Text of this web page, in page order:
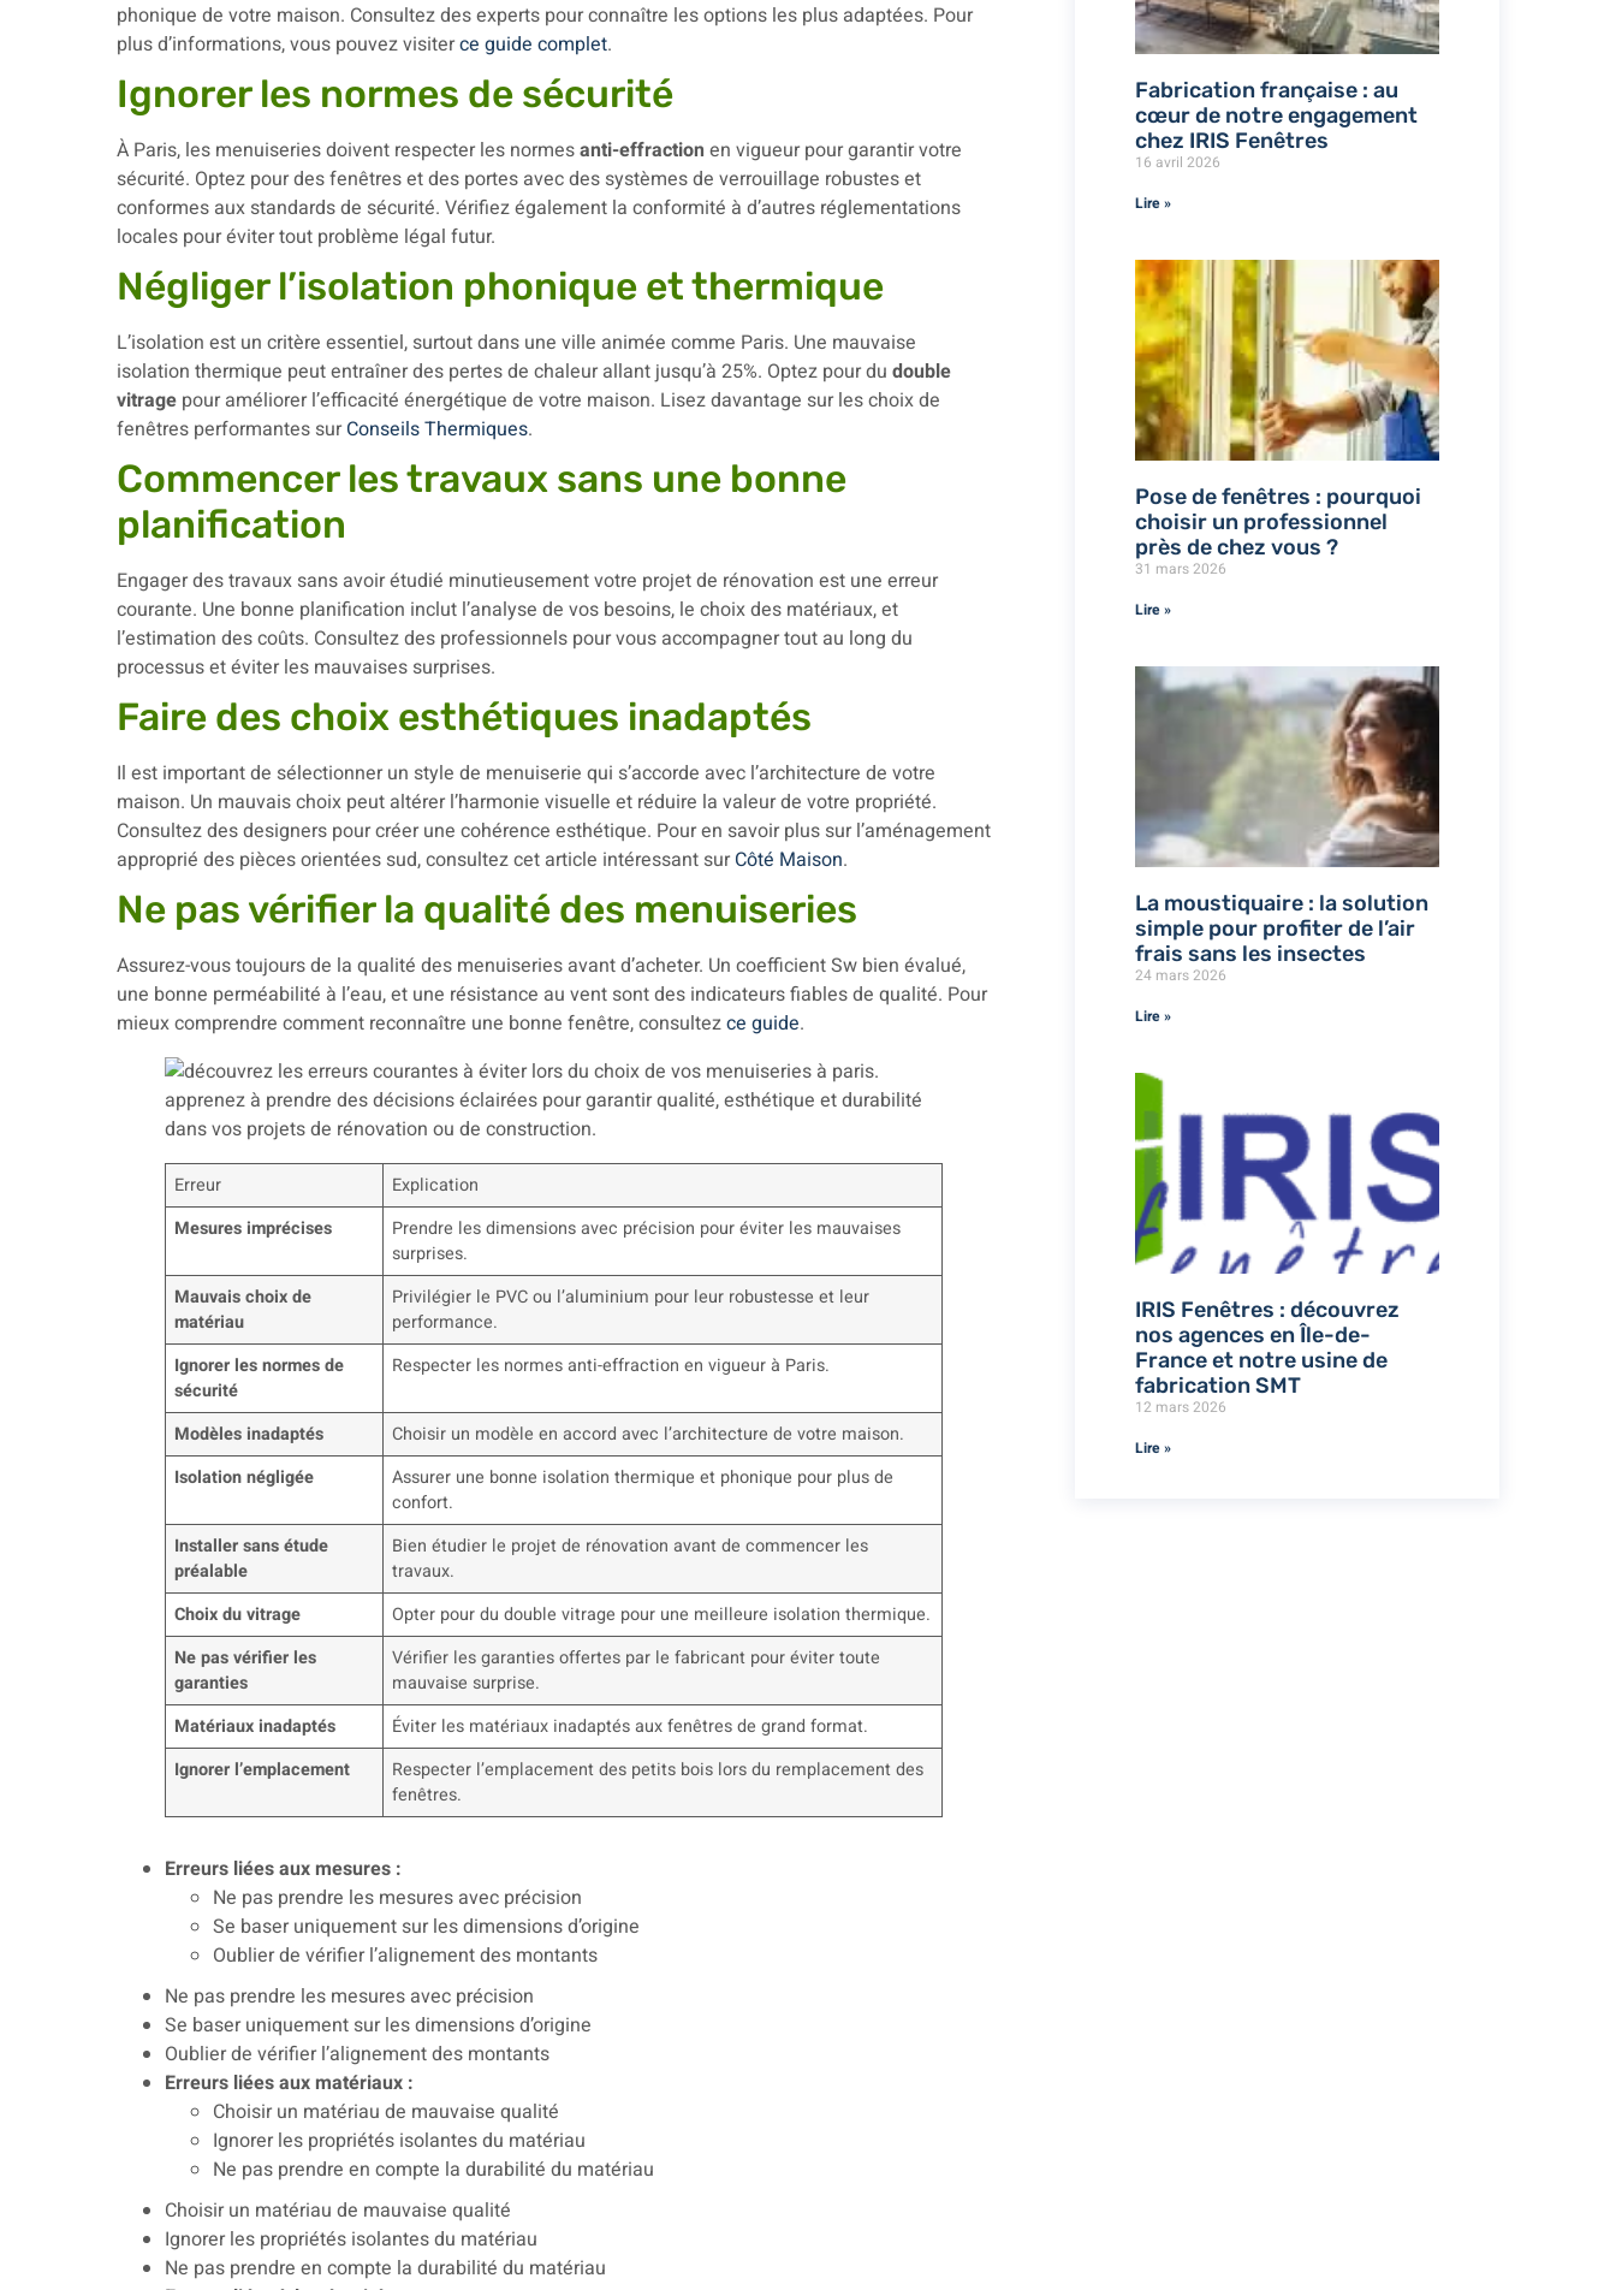
phonique de votre maison. Consultez des experts pour connaître les options les plus adaptées. Pour
plus d’informations, vous pouvez visiterce guide complet.
Ignorer les normes de sécurité
À Paris, les menuiseries doivent respecter les normesanti-effraction en vigueur pour garantir votre
sécurité. Optez pour des fenêtres et des portes avec des systèmes de verrouillage robustes et
conformes aux standards de sécurité. Vérifiez également la conformité à d’autres réglementations
locales pour éviter tout problème légal futur.
Négliger l’isolation phonique et thermique
L’isolation est un critère essentiel, surtout dans une ville animée comme Paris. Une mauvaise
isolation thermique peut entraîner des pertes de chaleur allant jusqu’à 25%. Optez pour du double
vitrage pour améliorer l’efficacité énergétique de votre maison. Lisez davantage sur les choix de
fenêtres performantes surConseils Thermiques.
Commencer les travaux sans une bonne
planification
Engager des travaux sans avoir étudié minutieusement votre projet de rénovation est une erreur
courante. Une bonne planification inclut l’analyse de vos besoins, le choix des matériaux, et
l’estimation des coûts. Consultez des professionnels pour vous accompagner tout au long du
processus et éviter les mauvaises surprises.
Faire des choix esthétiques inadaptés
Il est important de sélectionner un style de menuiserie qui s’accorde avec l’architecture de votre
maison. Un mauvais choix peut altérer l’harmonie visuelle et réduire la valeur de votre propriété.
Consultez des designers pour créer une cohérence esthétique. Pour en savoir plus sur l’aménagement
approprié des pièces orientées sud, consultez cet article intéressant surCôté Maison.
Ne pas vérifier la qualité des menuiseries
Assurez-vous toujours de la qualité des menuiseries avant d’acheter. Un coefficient Sw bien évalué,
une bonne perméabilité à l’eau, et une résistance au vent sont des indicateurs fiables de qualité. Pour
mieux comprendre comment reconnaître une bonne fenêtre, consultezce guide.
Erreur
Explication
Mesures imprécises
Prendre les dimensions avec précision pour éviter les mauvaises
surprises.
Mauvais choix de
matériau
Privilégier le PVC ou l’aluminium pour leur robustesse et leur
performance.
Ignorer les normes de
sécurité
Respecter les normes anti-effraction en vigueur à Paris.
Modèles inadaptés
Choisir un modèle en accord avec l’architecture de votre maison.
Isolation négligée
Assurer une bonne isolation thermique et phonique pour plus de
confort.
Installer sans étude
préalable
Bien étudier le projet de rénovation avant de commencer les
travaux.
Choix du vitrage
Opter pour du double vitrage pour une meilleure isolation thermique.
Ne pas vérifier les
garanties
Vérifier les garanties offertes par le fabricant pour éviter toute
mauvaise surprise.
Matériaux inadaptés
Éviter les matériaux inadaptés aux fenêtres de grand format.
Ignorer l’emplacement
Respecter l’emplacement des petits bois lors du remplacement des
fenêtres.
Erreurs liées aux mesures :
Ne pas prendre les mesures avec précision
Se baser uniquement sur les dimensions d’origine
Oublier de vérifier l’alignement des montants
Ne pas prendre les mesures avec précision
Se baser uniquement sur les dimensions d’origine
Oublier de vérifier l’alignement des montants
Erreurs liées aux matériaux :
Choisir un matériau de mauvaise qualité
Ignorer les propriétés isolantes du matériau
Ne pas prendre en compte la durabilité du matériau
Choisir un matériau de mauvaise qualité
Ignorer les propriétés isolantes du matériau
Ne pas prendre en compte la durabilité du matériau
Fabrication française : au
cœur de notre engagement
chez IRIS Fenêtres
16 avril 2026
Lire »
Pose de fenêtres : pourquoi
choisir un professionnel
près de chez vous ?
31 mars 2026
Lire »
La moustiquaire : la solution
simple pour profiter de l’air
frais sans les insectes
24 mars 2026
Lire »
IRIS Fenêtres : découvrez
nos agences en Île-de-
France et notre usine de
fabrication SMT
12 mars 2026
Lire »